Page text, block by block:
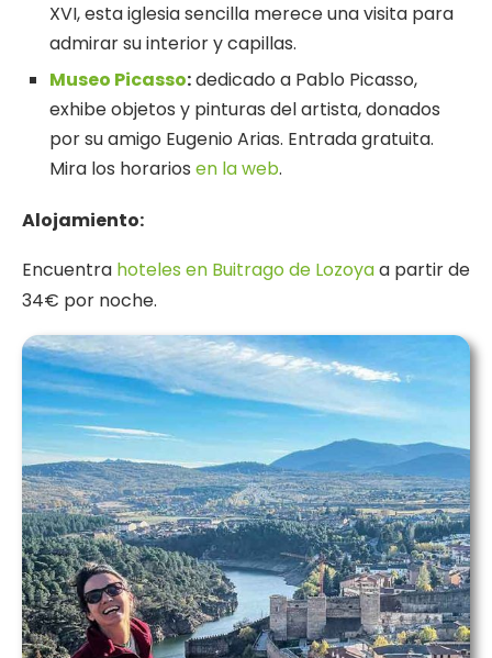
XVI, esta iglesia sencilla merece una visita para
admirar su interior y capillas.
Museo Picasso:dedicado a Pablo Picasso,
exhibe objetos y pinturas del artista, donados
por su amigo Eugenio Arias. Entrada gratuita.
Mira los horarios en la web.
Alojamiento:
Encuentra hoteles en Buitrago de Lozoyaa partir de
34€ por noche.